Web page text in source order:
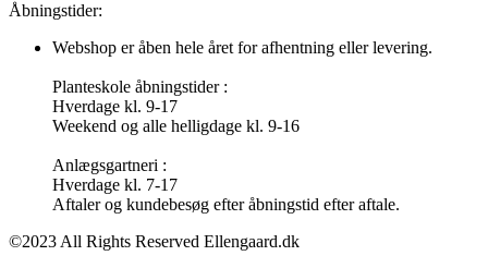
Åbningstider:
Webshop er åben hele året for afhentning eller levering.
Planteskole åbningstider :
Hverdage kl. 9-17
Weekend og alle helligdage kl. 9-16
Anlægsgartneri :
Hverdage kl. 7-17
Aftaler og kundebesøg efter åbningstid efter aftale.
©2023 All Rights Reserved Ellengaard.dk